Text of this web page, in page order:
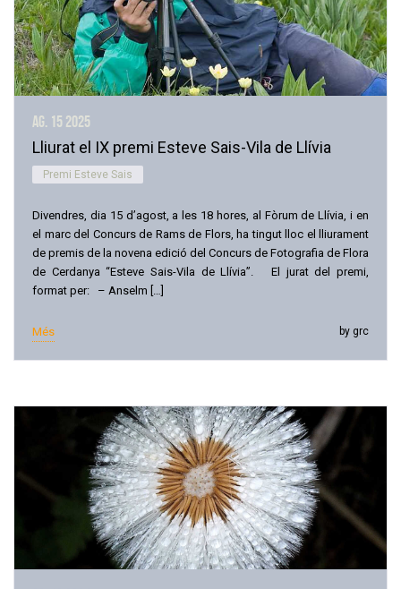
ag. 15 2025
Lliurat el IX premi Esteve Sais-Vila de Llívia
Premi Esteve Sais
Divendres, dia 15 d’agost, a les 18 hores, al Fòrum de Llívia, i en
el marc del Concurs de Rams de Flors, ha tingut lloc el lliurament
de premis de la novena edició del Concurs de Fotografia de Flora
de Cerdanya “Esteve Sais-Vila de Llívia”. El jurat del premi,
format per: – Anselm […]
Més by grc